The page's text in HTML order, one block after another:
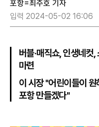
포항=최주호 기자
입력 2024-05-02 16:06
버블·매직쇼, 인생네컷
마련
이 시장 "어린이들이 원
포항 만들겠다"